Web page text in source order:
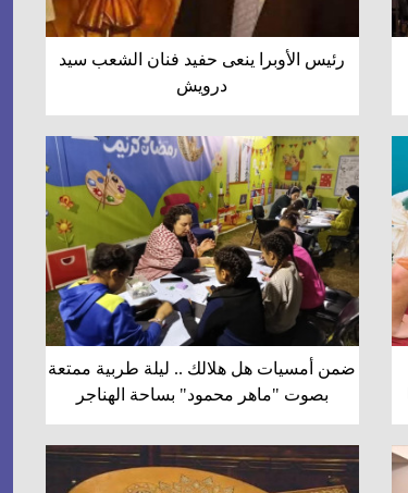
رئيس الأوبرا ينعى حفيد فنان الشعب سيد
درويش
ضمن أمسيات هل هلالك .. ليلة طربية ممتعة
بصوت "ماهر محمود" بساحة الهناجر